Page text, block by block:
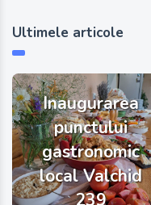
Ultimele articole
Inaugurarea
punctului
gastronomic
local Valchid